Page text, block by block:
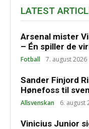
LATEST
Arsenal mister
– Én spiller de
Fotball 7. august 2026
Sander Finjord
Hønefoss til
Allsvenskan 6. august
Vinicius Junior